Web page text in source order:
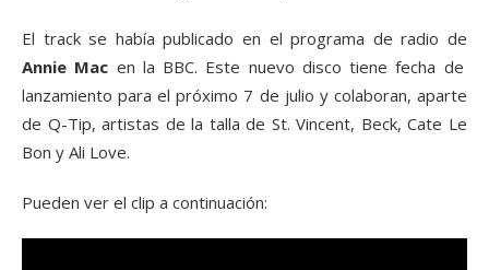
El track se había publicado en el programa de radio de
Annie Mac en la BBC. Este nuevo disco tiene fecha de
lanzamiento para el próximo 7 de julio y colaboran, aparte
de Q-Tip, artistas de la talla de St. Vincent, Beck, Cate Le
Bon y Ali Love.
Pueden ver el clip a continuación: